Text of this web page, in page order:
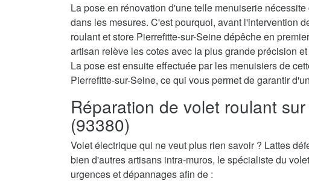
La pose en rénovation d'une telle menuiserie
dans les mesures. C'est pourquoi, avant l'intervention
roulant et store Pierrefitte-sur-Seine dépêche en
artisan relève les cotes avec la plus grande précision
La pose est ensuite effectuée par les menuisiers de
Pierrefitte-sur-Seine, ce qui vous permet de garantir
Réparation de volet roulant
(93380)
Volet électrique qui ne veut plus rien savoir ? Lattes
bien d'autres artisans intra-muros, le spécialiste du
urgences et dépannages afin de :